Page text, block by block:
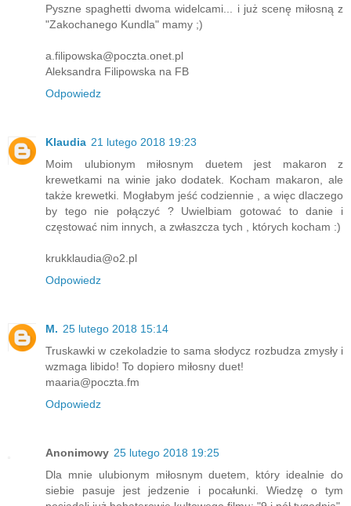
Pyszne spaghetti dwoma widelcami... i już scenę miłosną z
"Zakochanego Kundla" mamy ;)
a.filipowska@poczta.onet.pl
Aleksandra Filipowska na FB
Odpowiedz
Klaudia 21 lutego 2018 19:23
Moim ulubionym miłosnym duetem jest makaron z
krewetkami na winie jako dodatek. Kocham makaron, ale
także krewetki. Mogłabym jeść codziennie , a więc dlaczego
by tego nie połączyć ? Uwielbiam gotować to danie i
częstować nim innych, a zwłaszcza tych , których kocham :)
krukklaudia@o2.pl
Odpowiedz
M. 25 lutego 2018 15:14
Truskawki w czekoladzie to sama słodycz rozbudza zmysły i
wzmaga libido! To dopiero miłosny duet!
maaria@poczta.fm
Odpowiedz
Anonimowy 25 lutego 2018 19:25
Dla mnie ulubionym miłosnym duetem, który idealnie do
siebie pasuje jest jedzenie i pocałunki. Wiedzę o tym